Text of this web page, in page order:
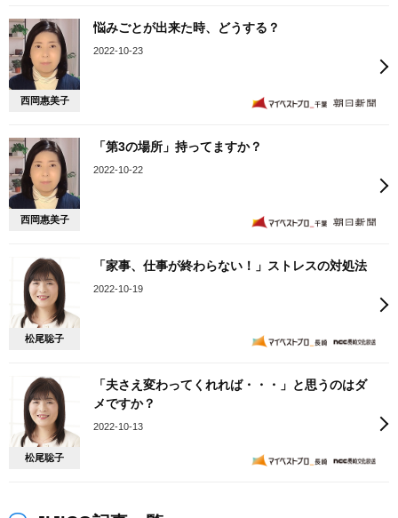
西岡惠美子
悩みごとが出来た時、どうする？
2022-10-23
西岡惠美子
「第3の場所」持ってますか？
2022-10-22
松尾聡子
「家事、仕事が終わらない！」ストレスの対処法
2022-10-19
松尾聡子
「夫さえ変わってくれれば・・・」と思うのはダ
メですか？
2022-10-13